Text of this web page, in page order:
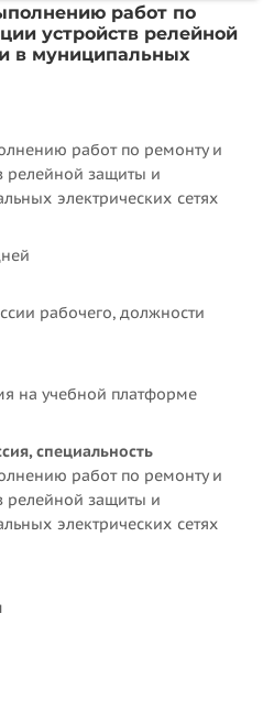
работ по
устройств релейной
в муниципальных
работ по ремонту и
релейной защиты и
электрических сетях
рабочего, должности
на учебной платформе
специальность
работ по ремонту и
релейной защиты и
электрических сетях